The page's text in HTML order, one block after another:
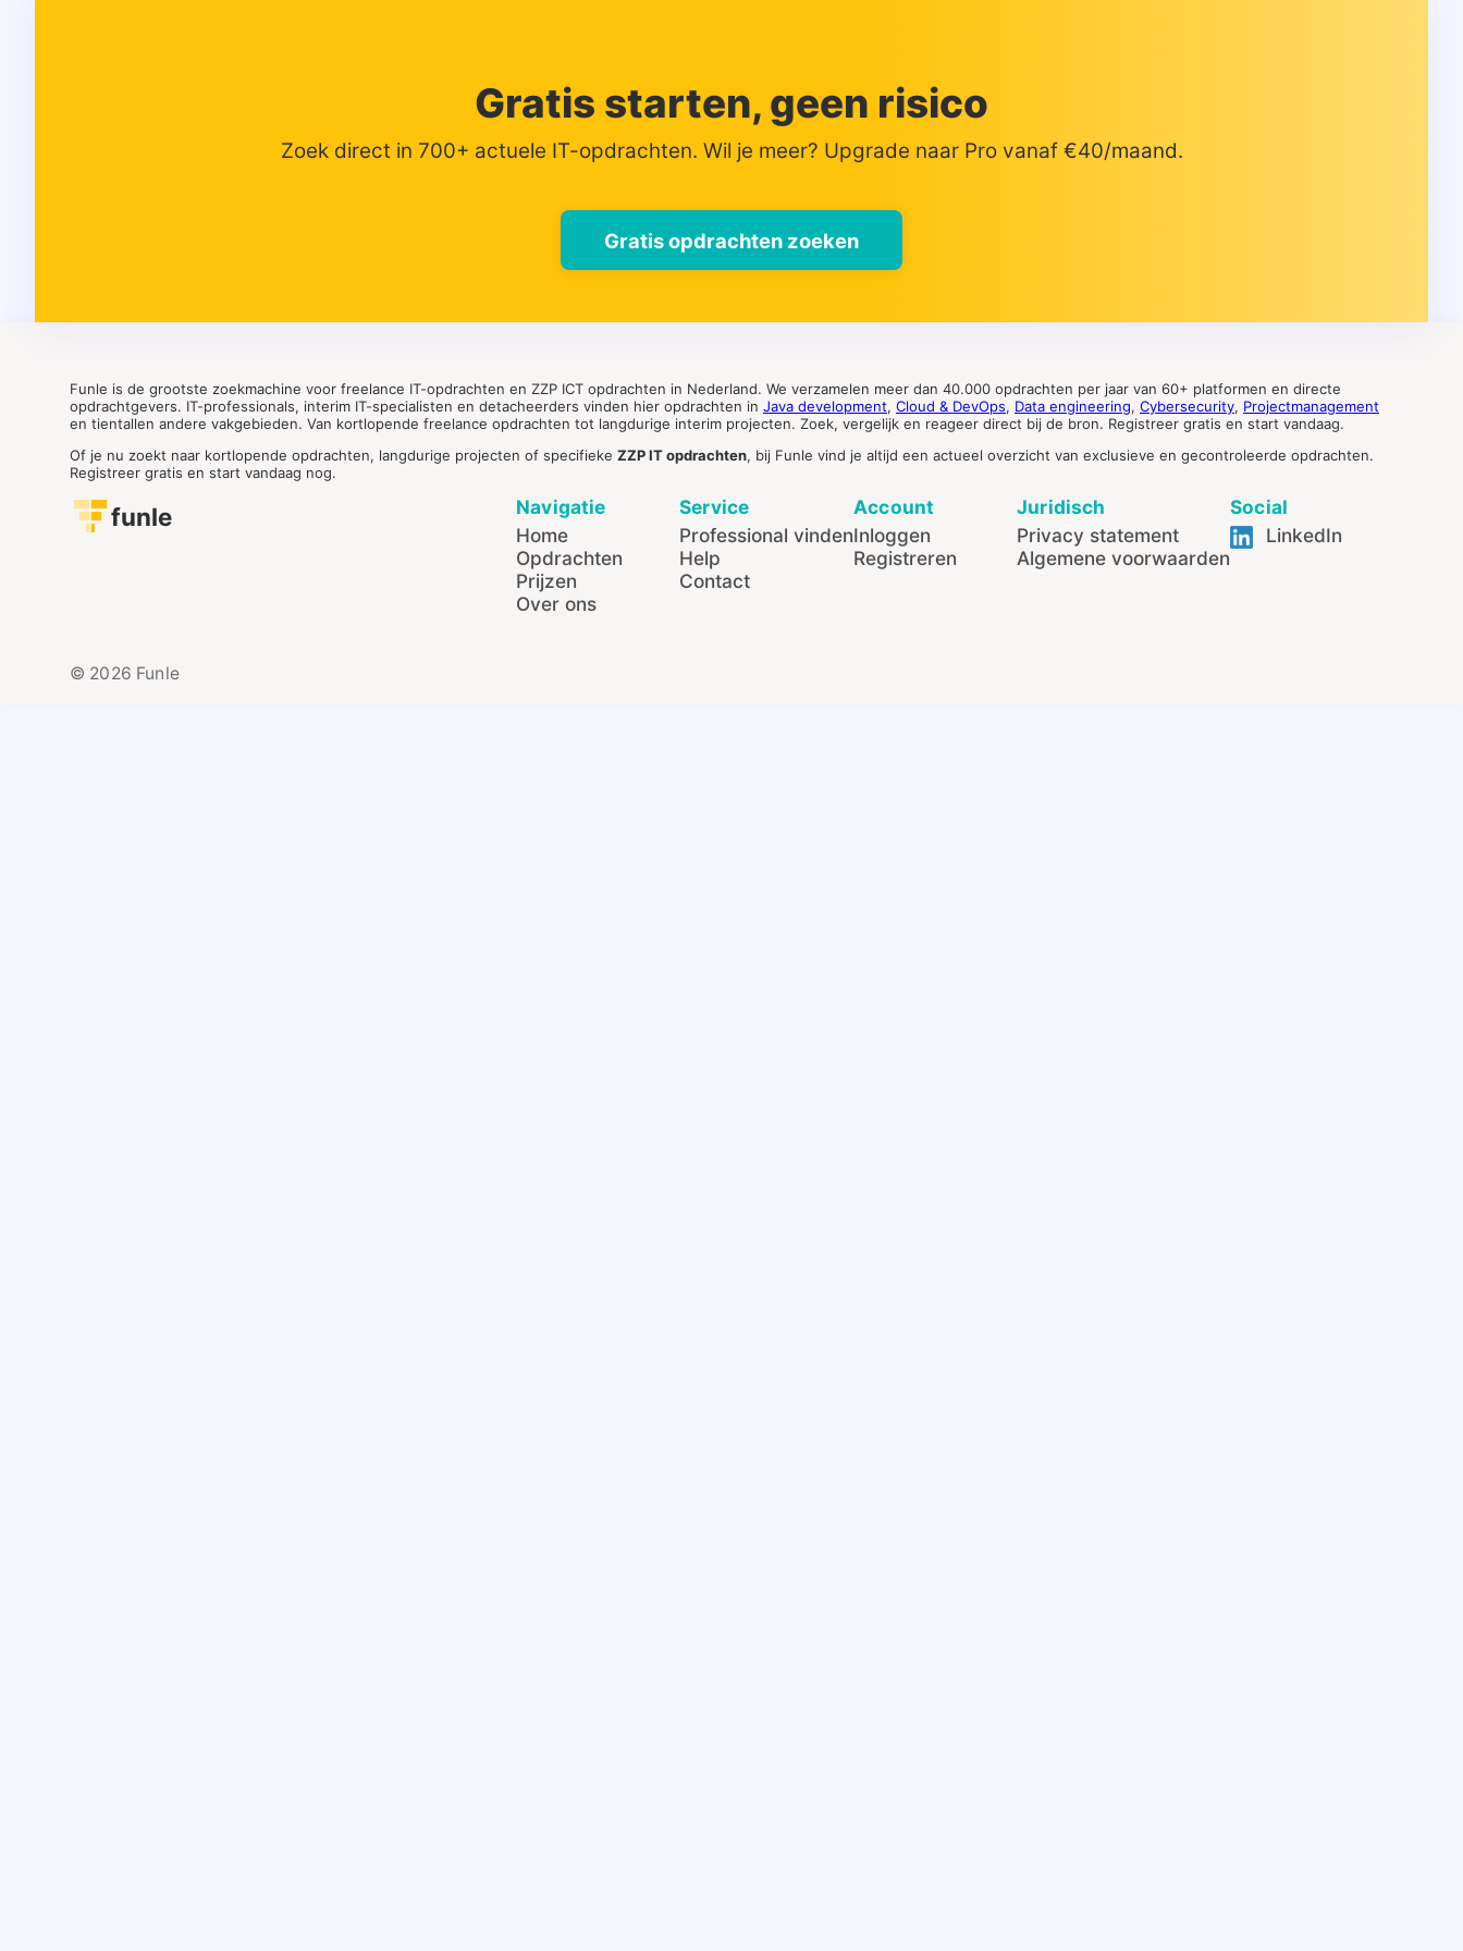
Gratis starten, geen risico
Zoek direct in 700+ actuele IT-opdrachten. Wil je meer? Upgrade naar Pro vanaf €40/maand.
Gratis opdrachten zoeken
Funle is de grootste zoekmachine voor freelance IT-opdrachten en ZZP ICT opdrachten in Nederland. We verzamelen meer dan 40.000 opdrachten per jaar van 60+ platformen en directe
opdrachtgevers. IT-professionals, interim IT-specialisten en detacheerders vinden hier opdrachten in Java development, Cloud & DevOps, Data engineering, Cybersecurity, Projectmanagement
en tientallen andere vakgebieden. Van kortlopende freelance opdrachten tot langdurige interim projecten. Zoek, vergelijk en reageer direct bij de bron. Registreer gratis en start vandaag.
Of je nu zoekt naar kortlopende opdrachten, langdurige projecten of specifieke ZZP IT opdrachten, bij Funle vind je altijd een actueel overzicht van exclusieve en gecontroleerde opdrachten.
Registreer gratis en start vandaag nog.
funle
Navigatie
Home
Opdrachten
Prijzen
Over ons
Service
Professional vinden
Help
Contact
Account
Inloggen
Registreren
Juridisch
Privacy statement
Algemene voorwaarden
Social
LinkedIn
© 2026 Funle